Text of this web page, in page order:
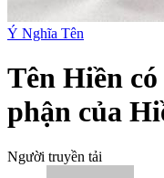
Ý Nghĩa Tên
Tên Hiền
phận của
Người truyền tải